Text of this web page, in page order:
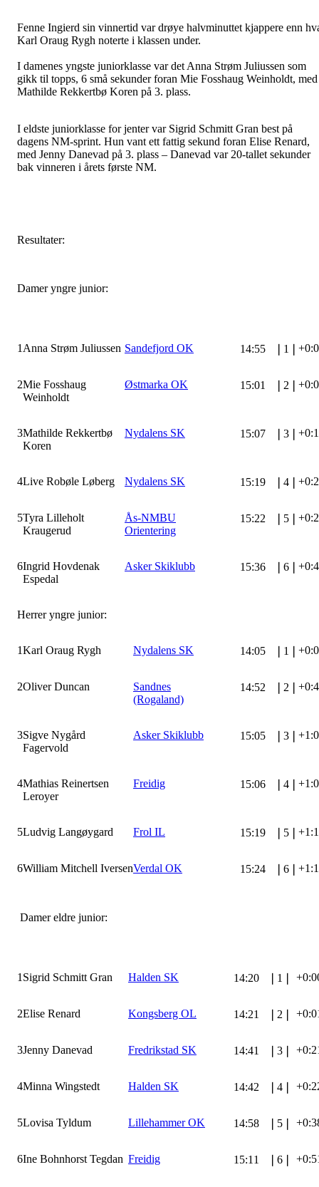
Fenne Ingierd sin vinnertid var drøye halvminuttet kjappere enn
Karl Oraug Rygh noterte i klassen under.
I damenes yngste juniorklasse var det Anna Strøm Juliussen som
gikk til topps, 6 små sekunder foran Mie Fosshaug Weinholdt, med
Mathilde Rekkertbø Koren på 3. plass.
I eldste juniorklasse for jenter var Sigrid Schmitt Gran best på
dagens NM-sprint. Hun vant ett fattig sekund foran Elise Renard,
med Jenny Danevad på 3. plass – Danevad var 20-tallet sekunder
bak vinneren i årets første NM.
Resultater:
Damer yngre junior:
1 Anna Strøm Juliussen Sandefjord OK 14:55 1
2Mie Fosshaug
Weinholdt
Østmarka OK 15:01 2
3Mathilde Rekkertbø
Koren
Nydalens SK 15:07 3
4Live Robøle Løberg Nydalens SK 15:19 4
5Tyra Lilleholt
Kraugerud
Ås-NMBU
Orientering
15:22 5
6Ingrid Hovdenak
Espedal
Asker Skiklubb 15:36 6
Herrer yngre junior:
1Karl Oraug Rygh Nydalens SK 14:05 1
2Oliver Duncan
Sandnes
(Rogaland)
14:52 2
3Sigve Nygård
Fagervold
Asker Skiklubb 15:05 3
4Mathias Reinertsen
Leroyer
Freidig 15:06 4
5Ludvig Langøygard Frol IL 15:19 5
6William Mitchell IversenVerdal OK 15:24 6
Damer eldre junior:
1 Sigrid Schmitt Gran Halden SK 14:20 1
2Elise Renard Kongsberg OL 14:21 2
3Jenny Danevad Fredrikstad SK 14:41 3
4Minna Wingstedt Halden SK 14:42 4
5Lovisa Tyldum Lillehammer OK 14:58 5
6Ine Bohnhorst Tegdan Freidig 15:11 6